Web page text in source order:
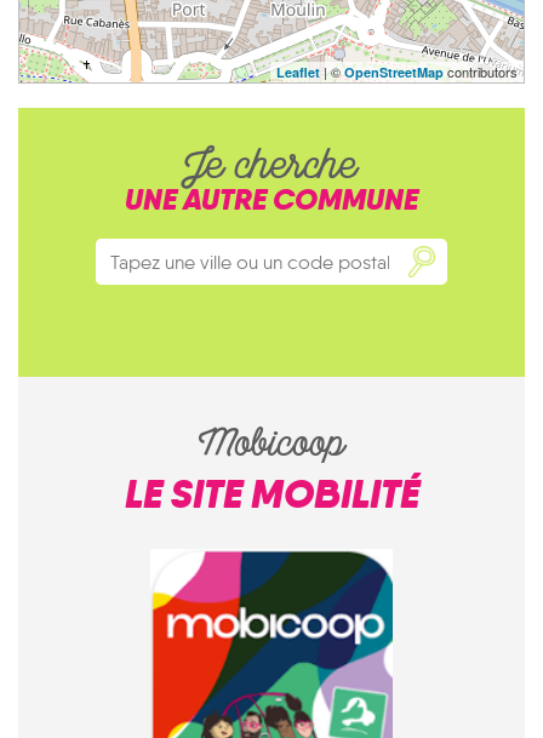
Leaflet| ©OpenStreetMap contributors
Je cherche
UNE AUTRE COMMUNE
Mobicoop
LE SITE MOBILITÉ